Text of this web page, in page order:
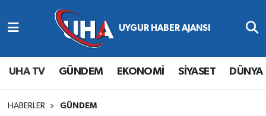
UHA TV GÜNDEM EKONOMİ SİYASET DÜNYA
HABERLER GÜNDEM
Abone Ol
Gündem
Ekonomi
Nöbetçi Eczaneler
Hava Durumu
Namaz Vakitleri